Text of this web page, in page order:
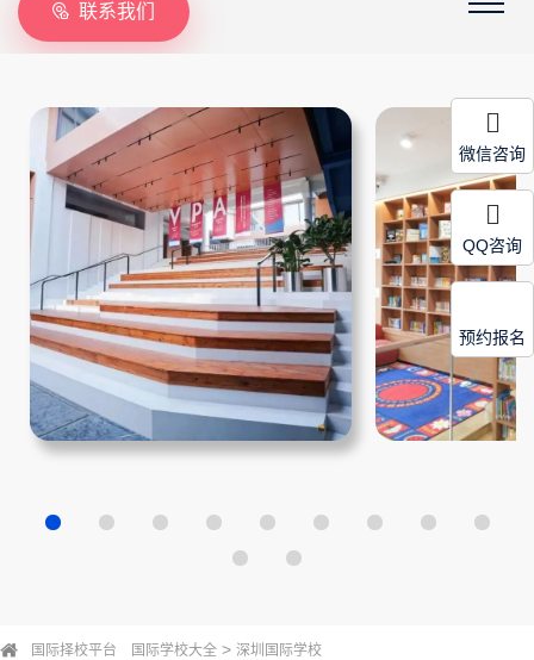
联系我们
国际择校平台 国际学校大全 > 深圳国际学校
微信咨询
QQ咨询
预约报名